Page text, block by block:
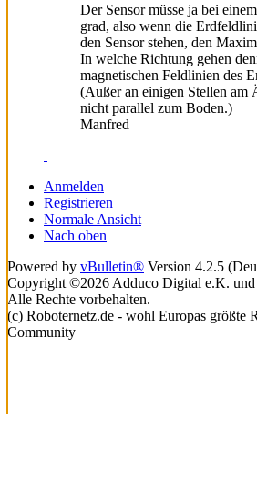
Der Sensor müsse ja bei
grad, also wenn die
den Sensor stehen, den
In welche Richtung gehen
magnetischen Feldlinien des
(Außer an einigen Stellen am
nicht parallel zum Boden.)
Manfred
Anmelden
Registrieren
Normale Ansicht
Nach oben
Powered by vBulletin® Version 4.2.5
Copyright ©2026 Adduco Digital e.K.
Alle Rechte vorbehalten.
(c) Roboternetz.de - wohl Europas größte
Community